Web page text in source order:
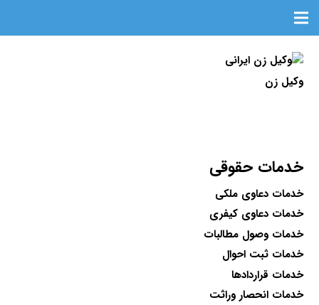
وکیل زن
خدمات حقوقی
خدمات دعاوی ملکی
خدمات دعاوی کیفری
خدمات وصول مطالبات
خدمات ثبت احوال
خدمات قراردادها
خدمات انحصار وراثت